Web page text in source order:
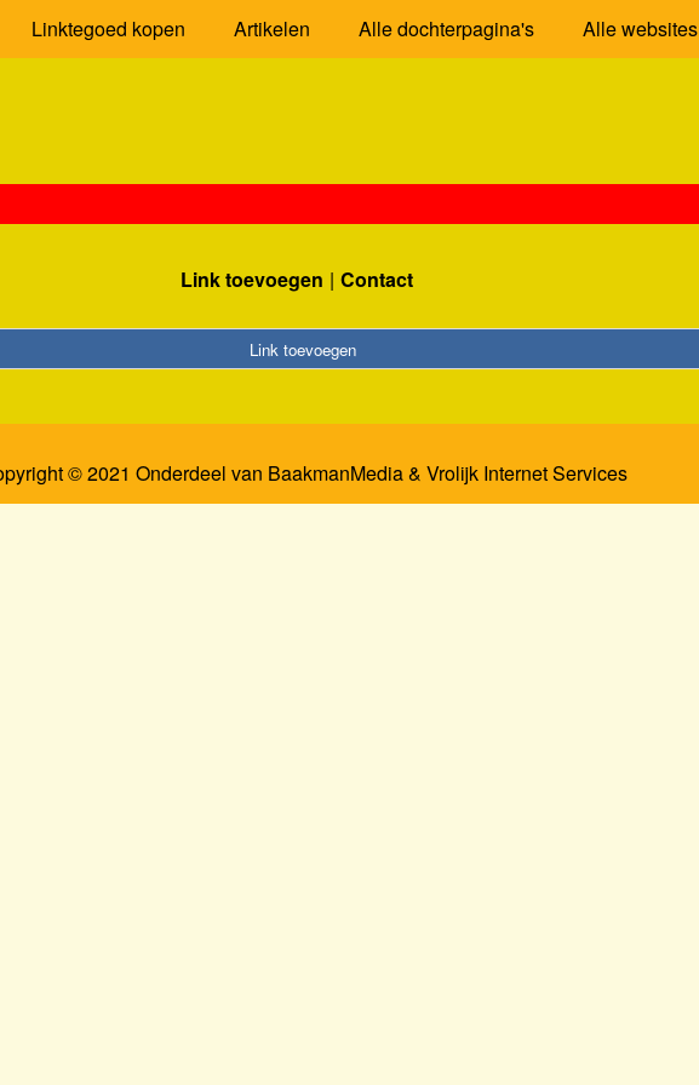
Linktegoed kopen Artikelen Alle dochterpagina's Alle websites
Link toevoegen Contact
Link toevoegen
© 2021 Onderdeel van BaakmanMedia& Vrolijk Internet Services